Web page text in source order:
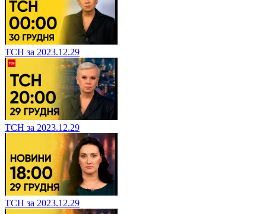
ТСН за 2023.12.29
ТСН за 2023.12.29
ТСН за 2023.12.29